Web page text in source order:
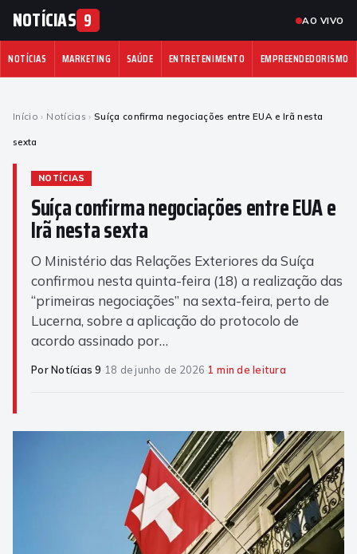
NOTÍCIAS 9 AO VIVO
NOTÍCIAS MARKETING SAÚDE ENTRETENIMENTO EMPREENDEDORISMO
Início › Notícias › Suíça confirma negociações entre EUA e Irã nesta
sexta
NOTÍCIAS
Suíça confirma negociações entre EUA e
Irã nesta sexta
O Ministério das Relações Exteriores da Suíça
confirmou nesta quinta-feira (18) a realização das
“primeiras negociações” na sexta-feira, perto de
Lucerna, sobre a aplicação do protocolo de
acordo assinado por…
Por Notícias 9·18 de junho de 2026·1 min de leitura